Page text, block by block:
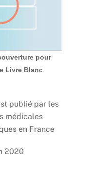
pour
Livre Blanc
publié par les
médicales
en France
2020